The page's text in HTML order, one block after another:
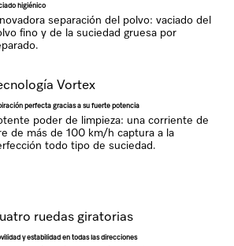
higiénico
separación del polvo: vaciado del
fino y de la suciedad gruesa por
Vortex
perfecta gracias a su fuerte potencia
poder de limpieza: una corriente de
de más de 100 km/h captura a la
todo tipo de suciedad.
ruedas giratorias
y estabilidad en todas las direcciones